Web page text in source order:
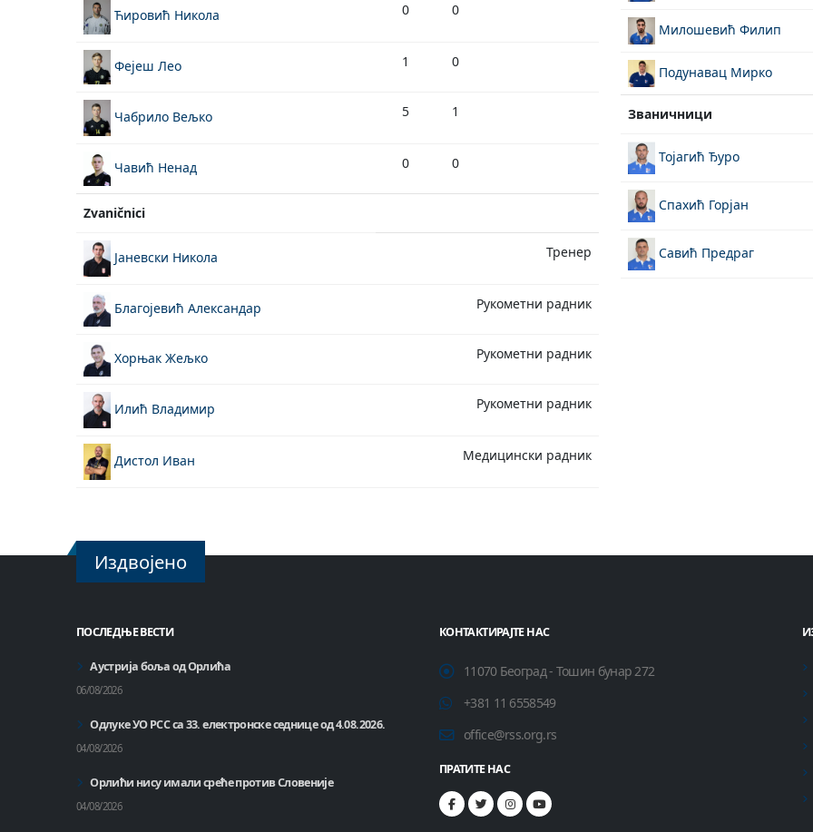
Ћировић Никола 0 0
Фејеш Лео 1 0
Чабрило Вељко 5 1
Чавић Ненад 0 0
Zvaničnici
Јаневски Никола Тренер
Благојевић Александар Рукометни радник
Хорњак Жељко Рукометни радник
Илић Владимир Рукометни радник
Дистол Иван Медицински радник
Милошевић Филип
Подунавац Мирко
Званичници
Тојагић Ђуро
Спахић Горјан
Савић Предраг
Издвојено
ПОСЛЕДЊЕ ВЕСТИ
Аустрија боља од Орлића
06/08/2026
Одлуке УО РСС са 33. електронске седнице од 4.08.2026.
04/08/2026
Орлићи нису имали среће против Словеније
04/08/2026
КОНТАКТИРАЈТЕ НАС
11070 Београд - Тошин бунар 272
+381 11 6558549
office@rss.org.rs
ПРАТИТЕ НАС